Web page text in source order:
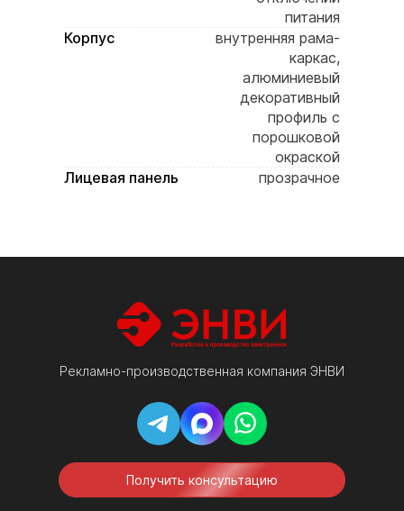
питания
Корпус
внутренняя рама-
каркас,
алюминиевый
декоративный
профиль с
порошковой
окраской
Лицевая панель
прозрачное
стенке корпуса
паспорт изделия,
инструкция,
талон, упаковка
Рекламно-производственная компания ЭНВИ
Получить консультацию